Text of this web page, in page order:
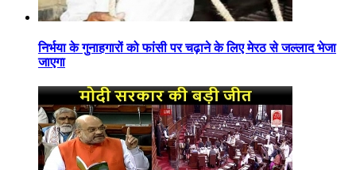
निर्भया के गुनाहगारों को फांसी पर चढ़ाने के लिए मेरठ से जल्लाद भेजा
जाएगा